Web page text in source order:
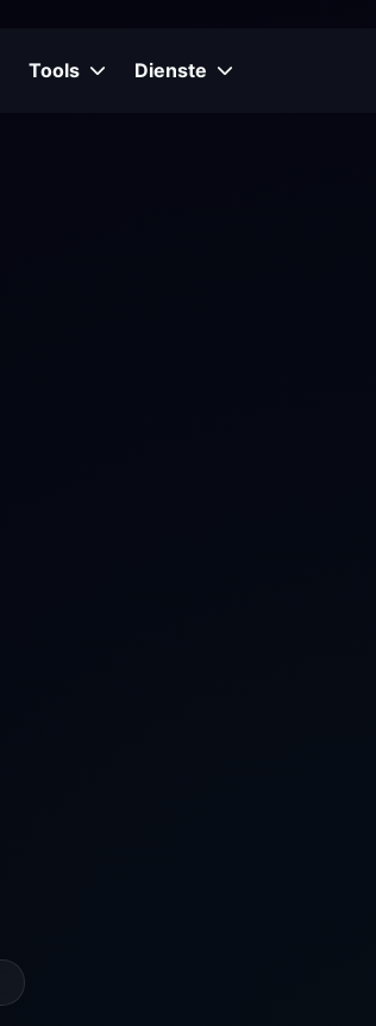
Tools Dienste